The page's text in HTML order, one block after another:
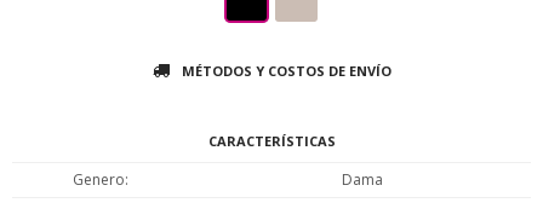
MÉTODOS Y COSTOS DE ENVÍO
CARACTERÍSTICAS
Genero Dama